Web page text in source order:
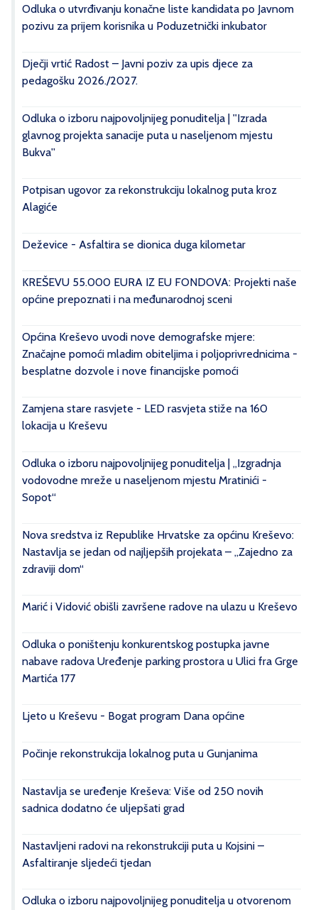
Odluka o utvrđivanju konačne liste kandidata po Javnom
pozivu za prijem korisnika u Poduzetnički inkubator
Dječji vrtić Radost – Javni poziv za upis djece za
pedagošku 2026./2027.
Odluka o izboru najpovoljnijeg ponuditelja | ''Izrada
glavnog projekta sanacije puta u naseljenom mjestu
Bukva''
Potpisan ugovor za rekonstrukciju lokalnog puta kroz
Alagiće
Deževice - Asfaltira se dionica duga kilometar
KREŠEVU 55.000 EURA IZ EU FONDOVA: Projekti naše
općine prepoznati i na međunarodnoj sceni
Općina Kreševo uvodi nove demografske mjere:
Značajne pomoći mladim obiteljima i poljoprivrednicima -
besplatne dozvole i nove financijske pomoći
Zamjena stare rasvjete - LED rasvjeta stiže na 160
lokacija u Kreševu
Odluka o izboru najpovoljnijeg ponuditelja | „Izgradnja
vodovodne mreže u naseljenom mjestu Mratinići -
Sopot“
Nova sredstva iz Republike Hrvatske za općinu Kreševo:
Nastavlja se jedan od najljepših projekata – „Zajedno za
zdraviji dom“
Marić i Vidović obišli završene radove na ulazu u Kreševo
Odluka o poništenju konkurentskog postupka javne
nabave radova Uređenje parking prostora u Ulici fra Grge
Martića 177
Ljeto u Kreševu - Bogat program Dana općine
Počinje rekonstrukcija lokalnog puta u Gunjanima
Nastavlja se uređenje Kreševa: Više od 250 novih
sadnica dodatno će uljepšati grad
Nastavljeni radovi na rekonstrukciji puta u Kojsini –
Asfaltiranje sljedeći tjedan
Odluka o izboru najpovoljnijeg ponuditelja u otvorenom